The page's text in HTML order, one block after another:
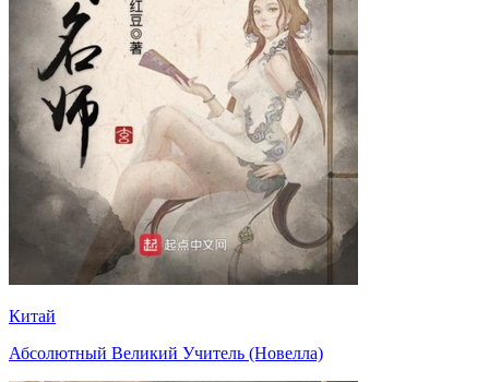
Китай
Абсолютный Великий Учитель (Новелла)